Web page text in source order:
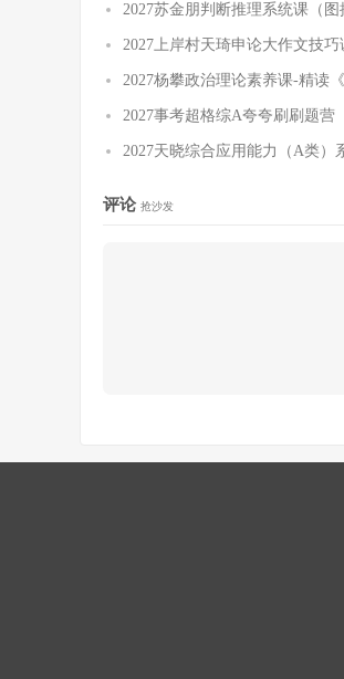
2027苏金朋判断推理系统课（图
2027上岸村天琦申论大作文技巧
2027杨攀政治理论素养课-精读《
2027事考超格综A夸夸刷刷题营
2027天晓综合应用能力（A类）
评论 抢沙发